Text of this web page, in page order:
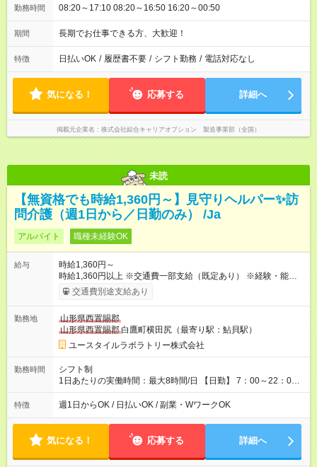
勤務時間 08:20～17:10 08:20～16:50 16:20～00:50
期間 長期でお仕事できる方、大歓迎！
特徴 日払いOK / 履歴書不要 / シフト勤務 / 電話対応なし
気になる！ 応募する 詳細へ
掲載元企業名 株式会社綜合キャリアオプション 製造事業部（全国）
未読
【無資格でも時給1,360円～】見守りヘルパー✨訪
問介護（週1日から／日勤のみ） /Ja
アルバイト 職種未経験OK
給与
時給1,360円～
時給1,360円以上 ※交通費一部支給（既定あり） ※経験・能力を
考慮して決定します 【収入例】 週1回勤務の場合：1,360円×8時
間×4回=4万3,520円 週3回勤務の場合：1,360円×8時間×12回
7,600円 【試用期間】試用期間あり 試用期間の長さ：2ヶ月
※ 雇用形態と給与に、本採用時と異なる部分があります。 雇用
形態：本採用時と同じです。 給与：時給 1,040円以上
交通費別途支給あり
勤務地
山形県西置賜郡
山形県西置賜郡 白鷹町横田尻（最寄り駅：鮎貝駅）
ユースタイルラボラトリー株式会社
勤務時間
シフト制
1日あたりの実働時間：最大8時間/日 【日勤】 7：00～22：00
の間で4～8時間勤務（休憩時間は法定通り） ※週1日～OK ／ 1
日4時間から勤務OK ／ 夜勤なし ＊＊ 勤務時間例 ＊＊ ■7時
変動 ※曜日固定（毎週同じ曜日勤務）
特徴 週1日からOK / 日払いOK / 副業・WワークOK
気になる！ 応募する 詳細へ